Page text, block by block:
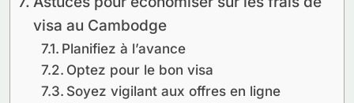
visa au Cambodge
Planifiez à l’avance
Optez pour le bon visa
Soyez vigilant aux offres en ligne